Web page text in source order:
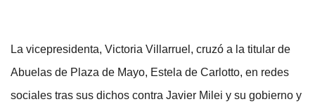
La vicepresidenta, Victoria Villarruel, cruzó a la titular de
Abuelas de Plaza de Mayo, Estela de Carlotto, en redes
sociales tras sus dichos contra Javier Milei y su gobierno y